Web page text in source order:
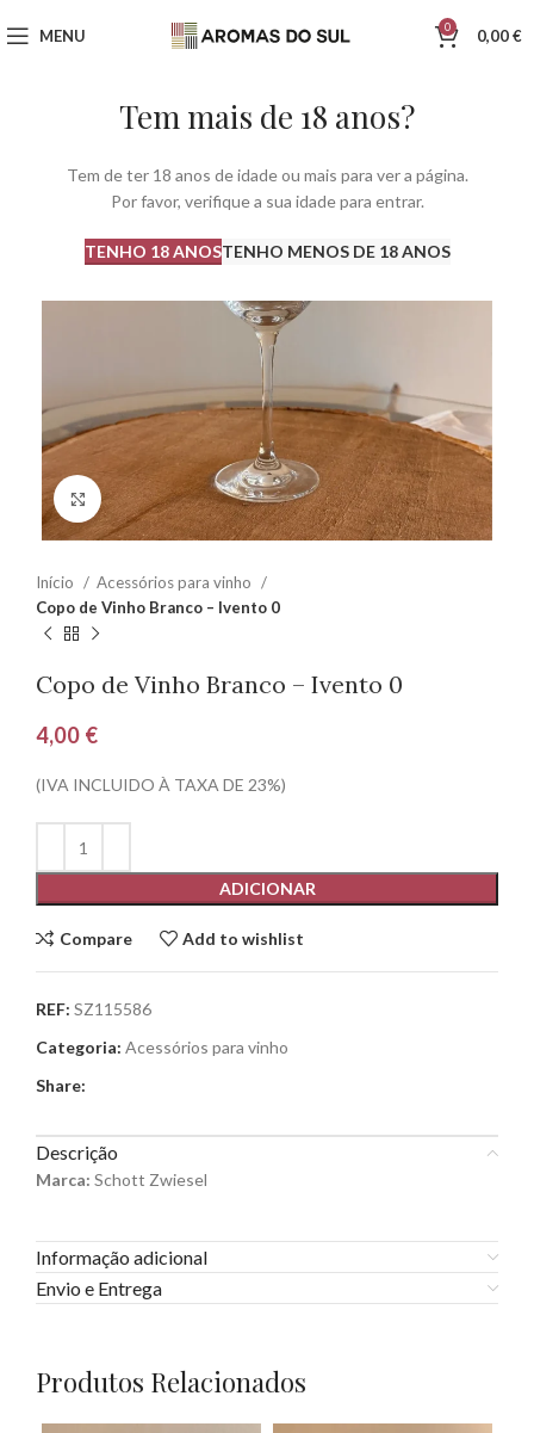
Tem mais de 18 anos?
Tem de ter 18 anos de idade ou mais para ver a página.
Por favor, verifique a sua idade para entrar.
TENHO 18 ANOSTENHO MENOS DE 18 ANOS
MENU 0 0,00€
Click to enlarge
Início
Acessórios para vinho
Copo de Vinho Branco – Ivento 0
Copo de Vinho Branco – Ivento 0
4,00 €
(IVA INCLUIDO À TAXA DE 23%)
ADICIONAR
Compare Add to wishlist
REF: SZ115586
Categoria: Acessórios para vinho
Share:
Descrição
Marca: Schott Zwiesel
Informação adicional
Envio e Entrega
Produtos Relacionados